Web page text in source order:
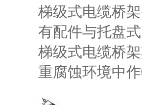
梯级式电缆桥
有配件与托盘
梯级式电缆桥
重腐蚀环境中